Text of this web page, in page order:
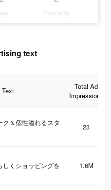
Popularity
text
Text
Total Ad
Impressions
ク＆個性溢れるスタ
23
しくショッピングを 1.6M